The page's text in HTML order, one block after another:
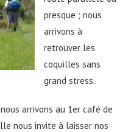
presque ; nous
arrivons à
retrouver les
coquilles sans
grand stress.
arrivons au 1er café de
nous invite à laisser nos